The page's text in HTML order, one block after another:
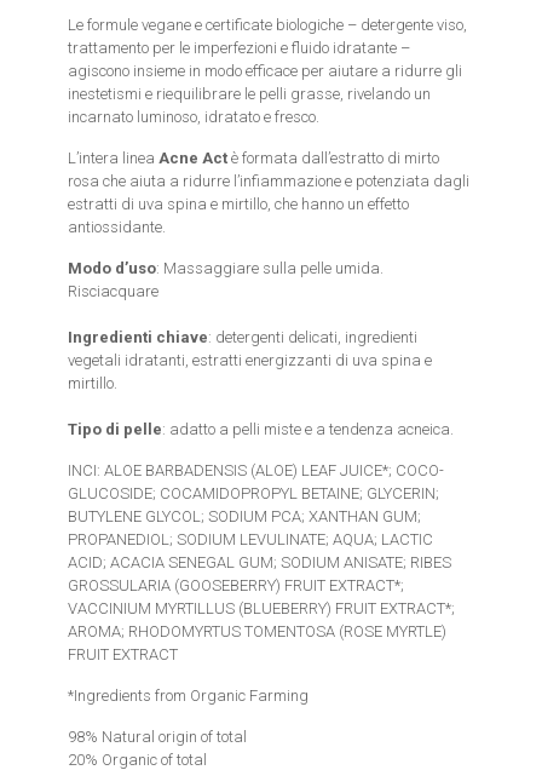
Le formule vegane e certificate biologiche – detergente viso,
trattamento per le imperfezioni e fluido idratante –
agiscono insieme in modo efficace per aiutare a ridurre gli
inestetismi e riequilibrare le pelli grasse, rivelando un
incarnato luminoso, idratato e fresco.
L’intera lineaAcne Act è formata dall’estratto di mirto
rosa che aiuta a ridurre l’infiammazione e potenziata dagli
estratti di uva spina e mirtillo, che hanno un effetto
antiossidante.
Modo d’uso: Massaggiare sulla pelle umida.
Risciacquare
Ingredienti chiave: detergenti delicati, ingredienti
vegetali idratanti, estratti energizzanti di uva spina e
mirtillo.
Tipo di pelle: adatto a pelli miste e a tendenza acneica.
INCI: ALOE BARBADENSIS (ALOE) LEAF JUICE*; COCO-
GLUCOSIDE; COCAMIDOPROPYL BETAINE; GLYCERIN;
BUTYLENE GLYCOL; SODIUM PCA; XANTHAN GUM;
PROPANEDIOL; SODIUM LEVULINATE; AQUA; LACTIC
ACID; ACACIA SENEGAL GUM; SODIUM ANISATE; RIBES
GROSSULARIA (GOOSEBERRY) FRUIT EXTRACT*;
VACCINIUM MYRTILLUS (BLUEBERRY) FRUIT EXTRACT*;
AROMA; RHODOMYRTUS TOMENTOSA (ROSE MYRTLE)
FRUIT EXTRACT
*Ingredients from Organic Farming
98% Natural origin of total
20% Organic of total